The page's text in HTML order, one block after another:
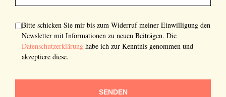
Bitte schicken Sie mir bis zum Widerruf meiner Einwilligung den
Newsletter mit Informationen zu neuen Beiträgen. Die
Datenschutzerklärung habe ich zur Kenntnis genommen und
akzeptiere diese.
SENDEN